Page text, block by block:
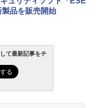
イテムを含む】 【オンラ
ド】 ロブロックス | オン
ード - 1000 Robux 【限
イテムを含む】 【オンラ
辞典: 思い通りの絵を引き
の言葉 AI画像生成シリー
トLabo)
面で読みやすい、6週間持
6インチディスプレイ電子
シグニチャーエディ
色調調節ライト、12週間
品を販売開始
て最新記事をチ